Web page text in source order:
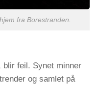
fra Borestranden.
blir feil. Synet minner
og samlet på